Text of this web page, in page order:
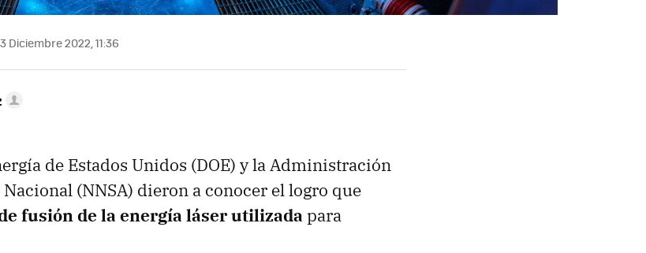
Diciembre 2022, 11:36
de Estados Unidos (DOE) y la Administración
(NNSA) dieron a conocer el logro que
fusión de la energía láser utilizada para